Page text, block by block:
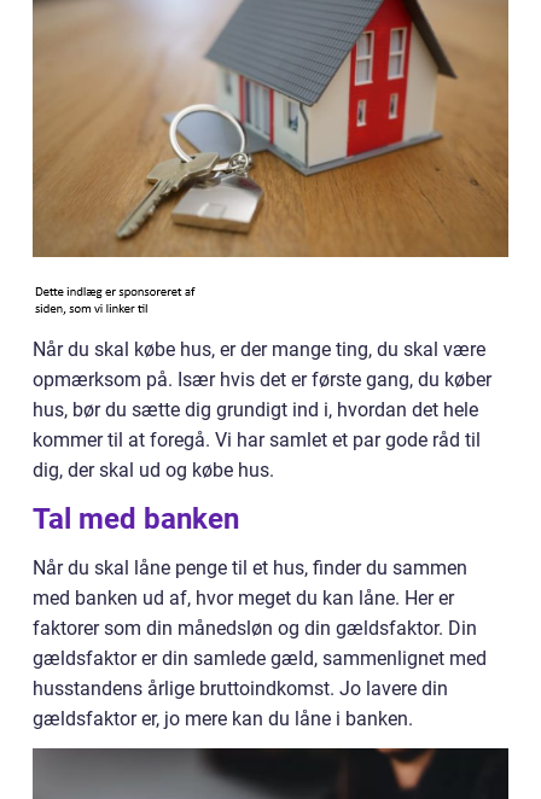
Når du skal købe hus, er der mange ting, du skal være
opmærksom på. Især hvis det er første gang, du køber
hus, bør du sætte dig grundigt ind i, hvordan det hele
kommer til at foregå. Vi har samlet et par gode råd til
dig, der skal ud og købe hus.
Tal med banken
Når du skal låne penge til et hus, finder du sammen
med banken ud af, hvor meget du kan låne. Her er
faktorer som din månedsløn og din gældsfaktor. Din
gældsfaktor er din samlede gæld, sammenlignet med
husstandens årlige bruttoindkomst. Jo lavere din
gældsfaktor er, jo mere kan du låne i banken.